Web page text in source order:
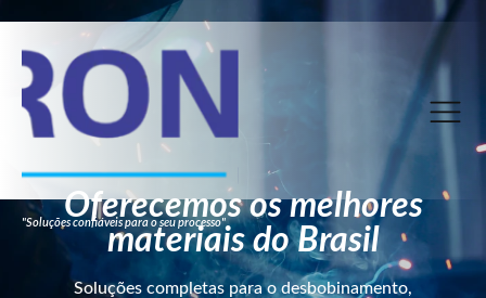
"Soluções confiáveis para o seu processo"
Oferecemos os melhores
materiais do Brasil
Soluções completas para o desbobinamento,